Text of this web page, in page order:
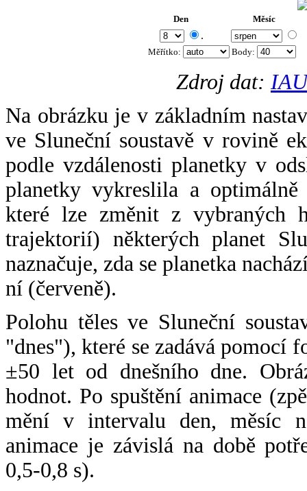
Den Měsíc
.
Měřítko: Body:
Zdroj dat:
Na obrázku je v základním
ve Sluneční soustavě v rovině
podle vzdálenosti planetky v
planetky vykreslila a
které lze změnit z vybraných
trajektorií) některých planet
naznačuje, zda se planetka
ní (červeně).
Polohu těles ve Sluneční
"dnes"), které se zadává pomocí
±50 let od dnešního dne.
hodnot. Po spuštění animace
mění v intervalu den, měsíc
animace je závislá na době
0,5-0,8 s).